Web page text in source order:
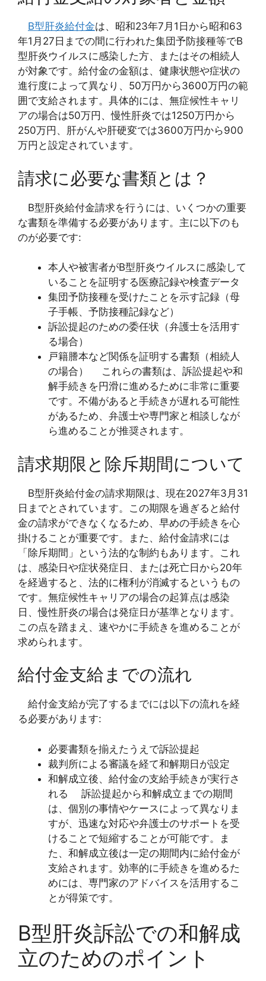
B型肝炎給付金は、昭和23年7月1日から昭和63
年1月27日までの間に行われた集団予防接種等でB
型肝炎ウイルスに感染した方、またはその相続人
が対象です。給付金の金額は、健康状態や症状の
進行度によって異なり、50万円から3600万円の範
囲で支給されます。具体的には、無症候性キャリ
アの場合は50万円、慢性肝炎では1250万円から
250万円、肝がんや肝硬変では3600万円から900
万円と設定されています。
請求に必要な書類とは？
B型肝炎給付金請求を行うには、いくつかの重要
な書類を準備する必要があります。主に以下のも
のが必要です:
本人や被害者がB型肝炎ウイルスに感染して
いることを証明する医療記録や検査データ
集団予防接種を受けたことを示す記録（母
子手帳、予防接種記録など）
訴訟提起のための委任状（弁護士を活用す
る場合）
戸籍謄本など関係を証明する書類（相続人
の場合） これらの書類は、訴訟提起や和
解手続きを円滑に進めるために非常に重要
です。不備があると手続きが遅れる可能性
があるため、弁護士や専門家と相談しなが
ら進めることが推奨されます。
請求期限と除斥期間について
B型肝炎給付金の請求期限は、現在2027年3月31
日までとされています。この期限を過ぎると給付
金の請求ができなくなるため、早めの手続きを心
掛けることが重要です。また、給付金請求には
「除斥期間」という法的な制約もあります。これ
は、感染日や症状発症日、または死亡日から20年
を経過すると、法的に権利が消滅するというもの
です。無症候性キャリアの場合の起算点は感染
日、慢性肝炎の場合は発症日が基準となります。
この点を踏まえ、速やかに手続きを進めることが
求められます。
給付金支給までの流れ
給付金支給が完了するまでには以下の流れを経
る必要があります:
必要書類を揃えたうえで訴訟提起
裁判所による審議を経て和解期日が設定
和解成立後、給付金の支給手続きが実行さ
れる 訴訟提起から和解成立までの期間
は、個別の事情やケースによって異なりま
すが、迅速な対応や弁護士のサポートを受
けることで短縮することが可能です。ま
た、和解成立後は一定の期間内に給付金が
支給されます。効率的に手続きを進めるた
めには、専門家のアドバイスを活用するこ
とが得策です。
B型肝炎訴訟での和解成
立のためのポイント